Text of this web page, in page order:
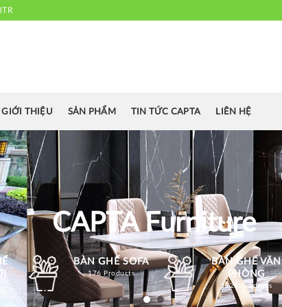
GIỚI THIỆU SẢN PHẨM TIN TỨC CAPTA LIÊN HỆ
CAPTA Furniture
BÀN GHẾ SOFA
176 Products
BÀN GHẾ VĂN
PHÒNG
1124 Products